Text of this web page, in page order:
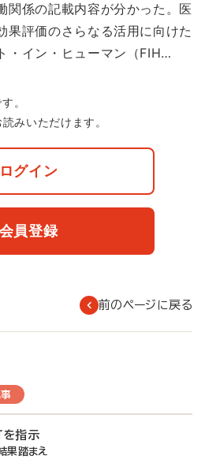
関係の記載内容が分かった。医
果評価のさらなる活用に向けた
・イン・ヒューマン（FIH…
。
みいただけます。
ログイン
会員登録
前のページに戻る
を指示
果踏まえ